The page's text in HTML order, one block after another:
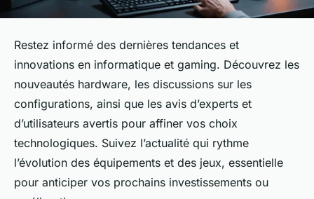
Restez informé des dernières tendances et
innovations en informatique et gaming. Découvrez les
nouveautés hardware, les discussions sur les
configurations, ainsi que les avis d’experts et
d’utilisateurs avertis pour affiner vos choix
technologiques. Suivez l’actualité qui rythme
l’évolution des équipements et des jeux, essentielle
pour anticiper vos prochains investissements ou